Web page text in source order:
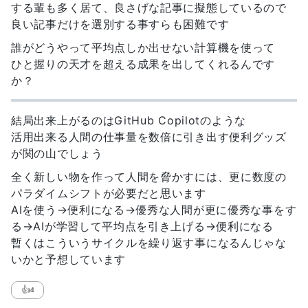
する輩も多く居て、良さげな記事に擬態しているので
良い記事だけを選別する事すらも困難です
誰がどうやって平均点しか出せない計算機を使って
ひと握りの天才を超える成果を出してくれるんです
か？
結局出来上がるのはGitHub Copilotのような
活用出来る人間の仕事量を数倍に引き出す便利グッズ
が関の山でしょう
全く新しい物を作って人間を脅かすには、更に数度の
パラダイムシフトが必要だと思います
AIを使う→便利になる→優秀な人間が更に優秀な事をす
る→AIが学習して平均点を引き上げる→便利になる
暫くはこういうサイクルを繰り返す事になるんじゃな
いかと予想しています
👍4